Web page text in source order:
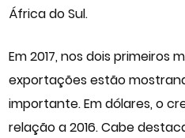
África do Sul.
Em 2017, nos dois primeiros
exportações estão
importante. Em dólares, o
relação a 2016. Cabe